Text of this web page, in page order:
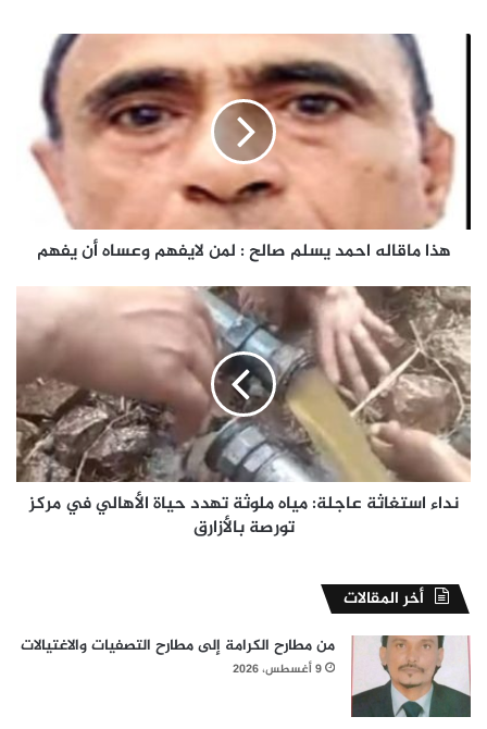
هذا
صالح
لمن
لايفهم
وعساه
هذا ماقاله احمد يسلم صالح : لمن لايفهم وعساه أن يفهم
نداء
استغاثة
عاجلة:
مياه
ملوثة
تهدد
حياة
الأهالي
في
مركز
نداء استغاثة عاجلة: مياه ملوثة تهدد حياة الأهالي في مركز
تورصة بالأزارق
أخر المقالات
من مطارح الكرامة إلى مطارح التصفيات والاغتيالات
9 أغسطس، 2026